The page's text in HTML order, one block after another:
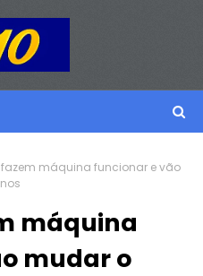
máquina funcionar e vão
máquina
mudar o